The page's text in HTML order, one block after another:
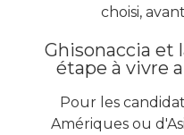
choisi,
Ghisonaccia et
étape à vivre
Pour les
Amériques ou